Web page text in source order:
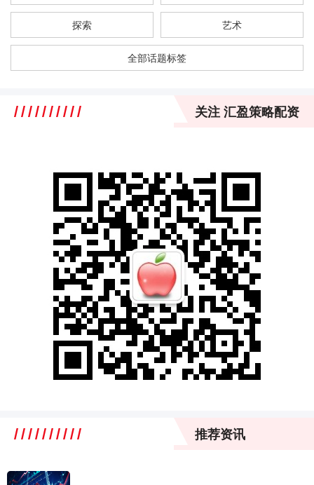
探索 艺术
全部话题标签
关注 汇盈策略配资
推荐资讯